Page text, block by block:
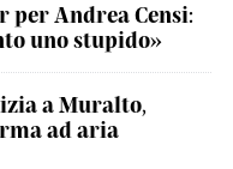
per Andrea Censi:
uno stupido»
a Muralto,
ad aria